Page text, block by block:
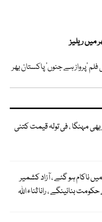
میں ریلیز
’پرواز ہے جنوں‘ پاکستان بھر
مہنگا ، فی تولہ قیمت کتنی
ناکام ہو گئے ، آزاد کشمیر
بنائینگے ، رانا ثناء اللہ